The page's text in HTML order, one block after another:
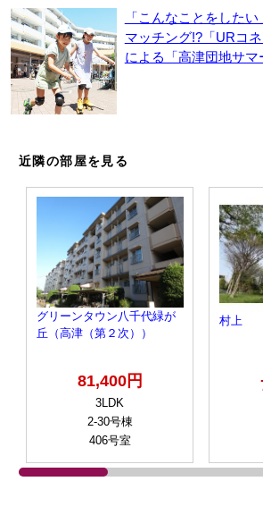
「こんなことをした
マッチング!?「URコ
による「高津団地サマ
近隣の部屋を見る
グリーンタウン八千代緑が
丘（高津（第２次））
81,400円
3LDK
2-30号棟
406号室
村上